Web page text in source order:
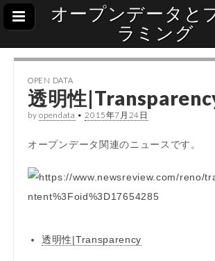
オープンデータと
ラミング
OPEN DATA
透明性
byopendata • 2015年7月24日
オープンデータ関連のニュースです。
透明性|Transparency